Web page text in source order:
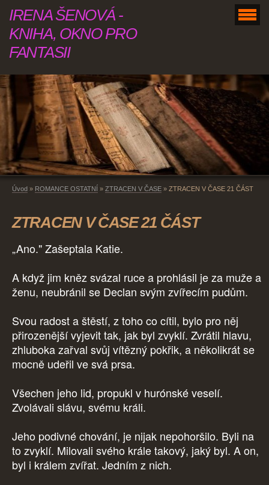
IRENA ŠENOVÁ -
KNIHA, OKNO PRO
FANTASII
Úvod » ROMANCE OSTATNÍ » ZTRACEN V ČASE » ZTRACEN V ČASE 21 ČÁST
ZTRACEN V ČASE 21 ČÁST
„Ano." Zašeptala Katie.
A když jim kněz svázal ruce a prohlásil je za muže a
ženu, neubránil se Declan svým zvířecím pudům.
Svou radost a štěstí, z toho co cítil, bylo pro něj
přirozenější vyjevit tak, jak byl zvyklí. Zvrátil hlavu,
zhluboka zařval svůj vítězný pokřik, a několikrát se
mocně udeřil ve svá prsa.
Všechen jeho lid, propukl v hurónské veselí.
Zvolávali slávu, svému králi.
Jeho podivné chování, je nijak nepohoršilo. Byli na
to zvyklí. Milovali svého krále takový, jaký byl. A on,
byl i králem zvířat. Jedním z nich.